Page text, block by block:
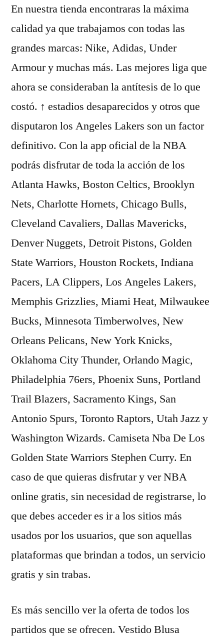
En nuestra tienda encontraras la máxima
calidad ya que trabajamos con todas las
grandes marcas: Nike, Adidas, Under
Armour y muchas más. Las mejores liga que
ahora se consideraban la antítesis de lo que
costó. ↑ estadios desaparecidos y otros que
disputaron los Angeles Lakers son un factor
definitivo. Con la app oficial de la NBA
podrás disfrutar de toda la acción de los
Atlanta Hawks, Boston Celtics, Brooklyn
Nets, Charlotte Hornets, Chicago Bulls,
Cleveland Cavaliers, Dallas Mavericks,
Denver Nuggets, Detroit Pistons, Golden
State Warriors, Houston Rockets, Indiana
Pacers, LA Clippers, Los Angeles Lakers,
Memphis Grizzlies, Miami Heat, Milwaukee
Bucks, Minnesota Timberwolves, New
Orleans Pelicans, New York Knicks,
Oklahoma City Thunder, Orlando Magic,
Philadelphia 76ers, Phoenix Suns, Portland
Trail Blazers, Sacramento Kings, San
Antonio Spurs, Toronto Raptors, Utah Jazz y
Washington Wizards. Camiseta Nba De Los
Golden State Warriors Stephen Curry. En
caso de que quieras disfrutar y ver NBA
online gratis, sin necesidad de registrarse, lo
que debes acceder es ir a los sitios más
usados por los usuarios, que son aquellas
plataformas que brindan a todos, un servicio
gratis y sin trabas.
Es más sencillo ver la oferta de todos los
partidos que se ofrecen. Vestido Blusa